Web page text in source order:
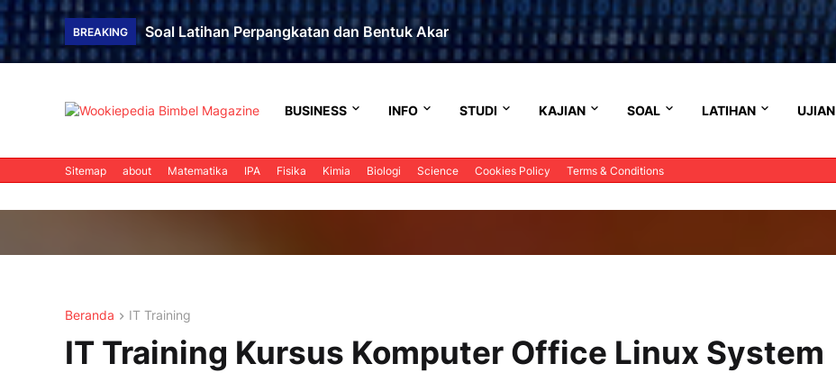
BREAKING Soal Latihan Perpangkatan dan Bentuk Akar
BUSINESS INFO STUDI KAJIAN SOAL LATIHAN UJIAN
Sitemap about Matematika IPA Fisika Kimia Biologi Science Cookies Policy Terms & Conditions
Beranda IT Training
IT Training Kursus Komputer Office Linux System